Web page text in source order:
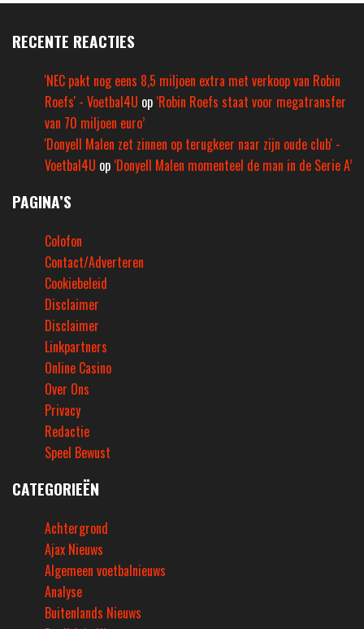
RECENTE REACTIES
'NEC pakt nog eens 8,5 miljoen extra met verkoop van Robin
Roefs' - Voetbal4U op ‘Robin Roefs staat voor megatransfer
van 70 miljoen euro’
'Donyell Malen zet zinnen op terugkeer naar zijn oude club' -
Voetbal4U op ‘Donyell Malen momenteel de man in de Serie A’
PAGINA’S
Colofon
Contact/Adverteren
Cookiebeleid
Disclaimer
Disclaimer
Linkpartners
Online Casino
Over Ons
Privacy
Redactie
Speel Bewust
CATEGORIEËN
Achtergrond
Ajax Nieuws
Algemeen voetbalnieuws
Analyse
Buitenlands Nieuws